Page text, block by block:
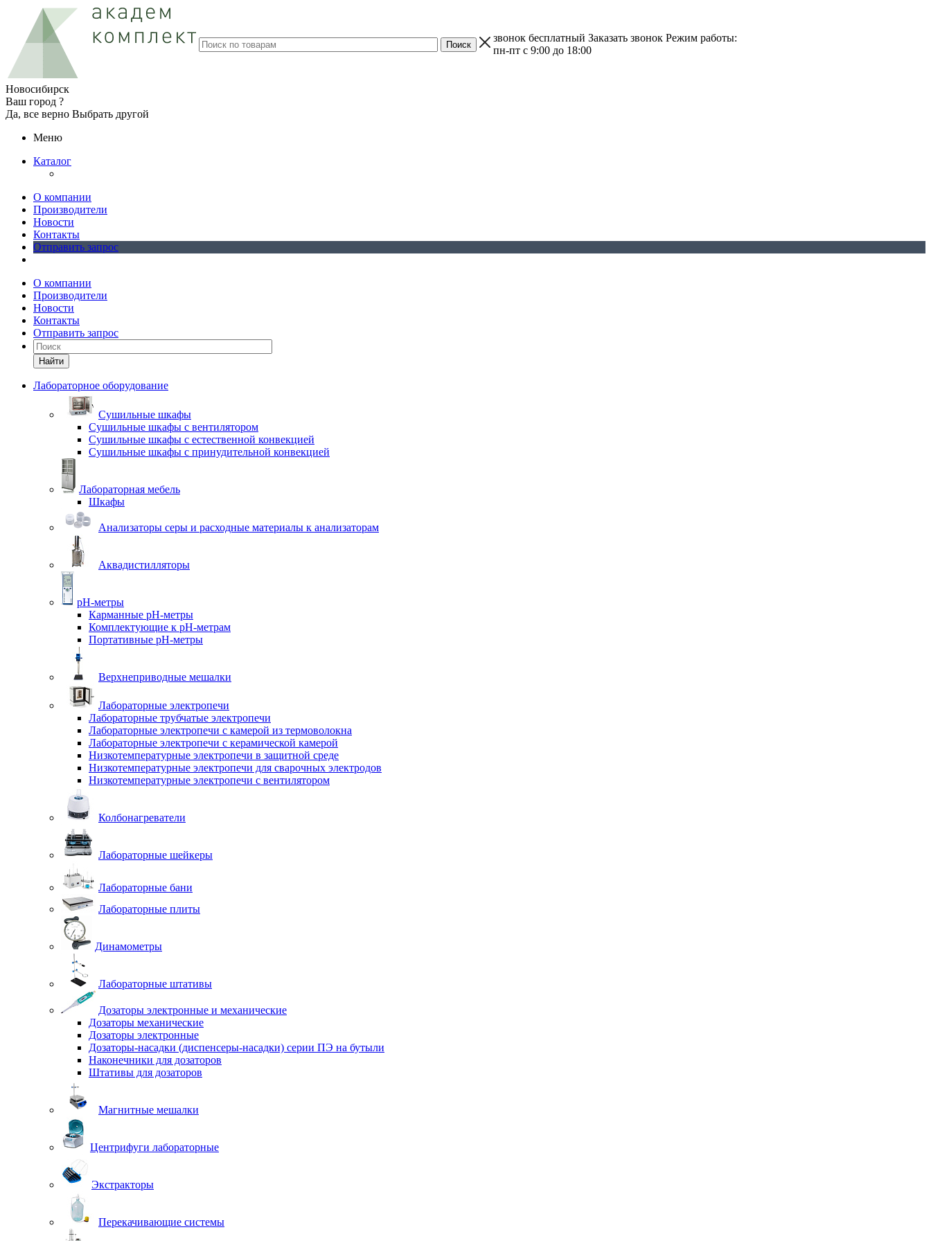
звонок бесплатный Заказать звонок Режим работы:
пн-пт с 9:00 до 18:00
Новосибирск
Ваш город ?
Да, все верно Выбрать другой
Меню
Каталог
О компании
Производители
Новости
Контакты
Отправить запрос
О компании
Производители
Новости
Контакты
Отправить запрос
Найти
Лабораторное оборудование
Cушильные шкафы
Сушильные шкафы с вентилятором
Сушильные шкафы с естественной конвекцией
Сушильные шкафы с принудительной конвекцией
Лабораторная мебель
Шкафы
Анализаторы серы и расходные материалы к анализаторам
Аквадистилляторы
pH-метры
Карманные pH-метры
Комплектующие к pH-метрам
Портативные pH-метры
Верхнеприводные мешалки
Лабораторные электропечи
Лабораторные трубчатые электропечи
Лабораторные электропечи с камерой из термоволокна
Лабораторные электропечи с керамической камерой
Низкотемпературные электропечи в защитной среде
Низкотемпературные электропечи для cварочных электродов
Низкотемпературные электропечи с вентилятором
Колбонагреватели
Лабораторные шейкеры
Лабораторные бани
Лабораторные плиты
Динамометры
Лабораторные штативы
Дозаторы электронные и механические
Дозаторы механические
Дозаторы электронные
Дозаторы-насадки (диспенсеры-насадки) серии ПЭ на бутыли
Наконечники для дозаторов
Штативы для дозаторов
Магнитные мешалки
Центрифуги лабораторные
Экстракторы
Перекачивающие системы